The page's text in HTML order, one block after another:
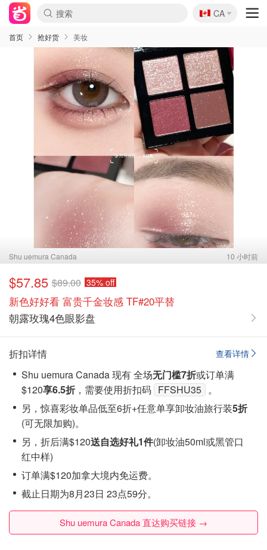
🇨🇦
CA
首页 抢好货 美妆
Shu uemura Canada 10 小时前
$57.85 $89.00 35% off
新色好好看 富贵千金妆感 TF#20平替
朝露玫瑰4色眼影盘
查看详情
折扣详情
Shu uemura Canada 现有 全场无门槛7折或订单满
$120享6.5折 ，需要使用折扣码 FFSHU35 。
另，惊喜彩妆单品低至6折+任意单享卸妆油旅行装5折
(可无限加购)。
另，折后满$120送自选好礼1件(卸妆油50ml或黑管口
红中样)
订单满$120加拿大境内免运费。
截止日期为8月23日 23点59分。
Shu uemura Canada 直达购买链接 →